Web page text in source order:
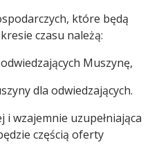
które będą
czasu należą:
Muszynę,
dla odwiedzających.
wzajemnie uzupełniająca
częścią oferty